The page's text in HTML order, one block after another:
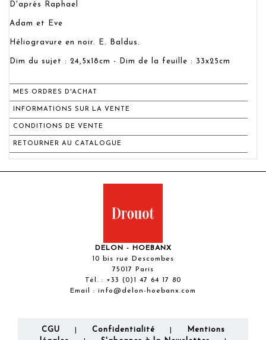
D'après Raphael
Adam et Eve
Héliogravure en noir. E. Baldus.
Dim du sujet : 24,5x18cm - Dim de la feuille : 33x25cm
MES ORDRES D'ACHAT
INFORMATIONS SUR LA VENTE
CONDITIONS DE VENTE
RETOURNER AU CATALOGUE
DELON - HOEBANX
10 bis rue Descombes
75017 Paris
Tél. : +33 (0)1 47 64 17 80
Email : info@delon-hoebanx.com
CGU Confidentialité
Mentions